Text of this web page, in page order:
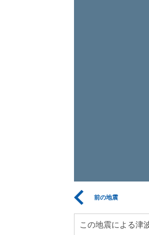
前の地震
この地震による津